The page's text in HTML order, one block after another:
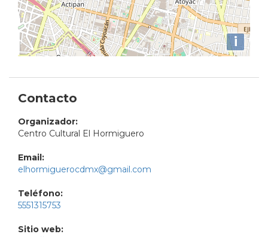
i
Contacto
Organizador:
Centro Cultural El Hormiguero
Email:
elhormiguerocdmx@gmail.com
Teléfono:
5551315753
Sitio web: